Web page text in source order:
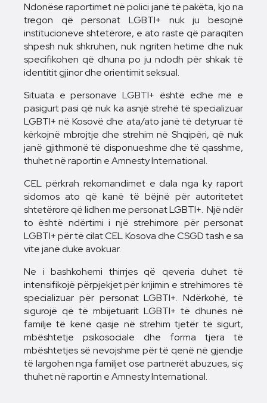
Ndonëse raportimet në polici janë të pakëta, kjo na
tregon që personat LGBTI+ nuk ju besojnë
institucioneve shtetërore, e ato raste që paraqiten
shpesh nuk shkruhen, nuk ngriten hetime dhe nuk
specifikohen që dhuna po ju ndodh për shkak të
identitit gjinor dhe orientimit seksual.
Situata e personave LGBTI+ është edhe më e
pasigurt pasi që nuk ka asnjë strehë të specializuar
LGBTI+ në Kosovë dhe ata/ato janë të detyruar të
kërkojnë mbrojtje dhe strehim në Shqipëri, që nuk
janë gjithmonë të disponueshme dhe të qasshme,
thuhet në raportin e Amnesty International.
CEL përkrah rekomandimet e dala nga ky raport
sidomos ato që kanë të bëjnë për autoritetet
shtetërore që lidhen me personat LGBTI+. Një ndër
to është ndërtimi i një strehimore për personat
LGBTI+ për të cilat CEL Kosova dhe CSGD tash e sa
vite janë duke avokuar.
Ne i bashkohemi thirrjes që qeveria duhet të
intensifikojë përpjekjet për krijimin e strehimores të
specializuar për personat LGBTI+. Ndërkohë, të
sigurojë që të mbijetuarit LGBTI+ të dhunës në
familje të kenë qasje në strehim tjetër të sigurt,
mbështetje psikosociale dhe forma tjera të
mbështetjes së nevojshme për të qenë në gjendje
të largohen nga familjet ose partnerët abuzues, siç
thuhet në raportin e Amnesty International.